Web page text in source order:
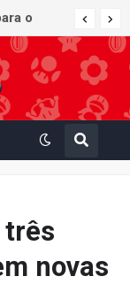
três
novas